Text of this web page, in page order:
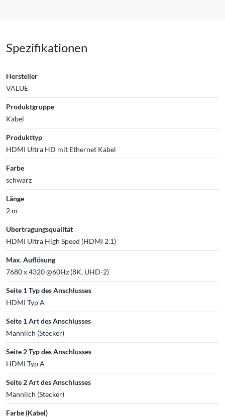
Spezifikationen
Hersteller
VALUE
Produktgruppe
Kabel
Produkttyp
HDMI Ultra HD mit Ethernet Kabel
Farbe
schwarz
Länge
2 m
Übertragungsqualität
HDMI Ultra High Speed (HDMI 2.1)
Max. Auflösung
7680 x 4320 @60Hz (8K, UHD-2)
Seite 1 Typ des Anschlusses
HDMI Typ A
Seite 1 Art des Anschlusses
Männlich (Stecker)
Seite 2 Typ des Anschlusses
HDMI Typ A
Seite 2 Art des Anschlusses
Männlich (Stecker)
Farbe (Kabel)